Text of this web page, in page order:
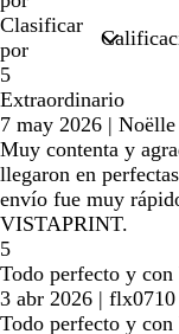
Clasificar
por
5
Extraordinario
7 may 2026 |
Muy contenta y
llegaron en
envío fue muy
VISTAPRINT.
5
Todo perfecto y con
3 abr 2026 | flx0710
Todo perfecto y con